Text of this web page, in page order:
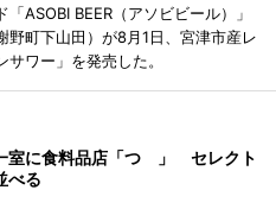
ASOBI BEER（アソビビール）」
野町下山田）が8月1日、宮津市産レ
ワー」を発売した。
室に食料品店「つゝ」 セレクト
べる